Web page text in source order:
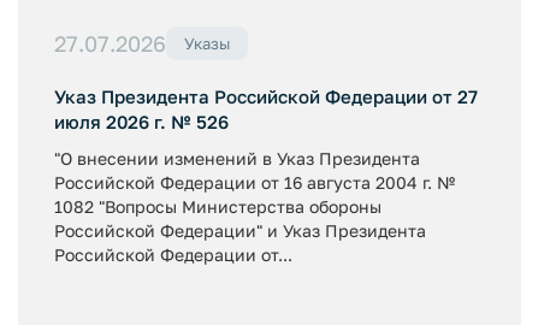
27.07.2026 Указы
Указ Президента Российской Федерации от 27
июля 2026 г. № 526
"О внесении изменений в Указ Президента
Российской Федерации от 16 августа 2004 г. №
1082 "Вопросы Министерства обороны
Российской Федерации" и Указ Президента
Российской Федерации от...